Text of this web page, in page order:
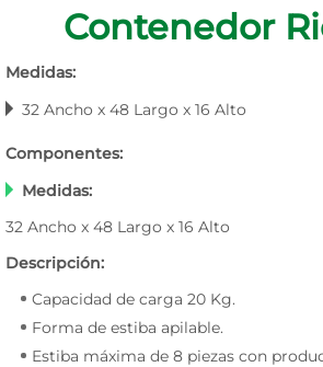
Contenedor
Medidas:
32 Ancho x 48 Largo x 16 Alto
Componentes:
Medidas:
32 Ancho x 48 Largo x 16 Alto
Descripción:
Capacidad de carga 20 Kg.
Forma de estiba apilable.
Estiba máxima de 8 piezas con